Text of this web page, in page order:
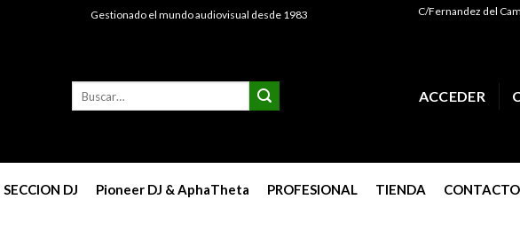
Gestionado el mundo audiovisual desde 1983 C/Fernandez del
ACCEDER
SECCION DJ Pioneer DJ & AphaTheta PROFESIONAL TIENDA CONTACTO